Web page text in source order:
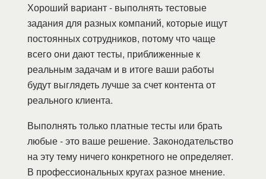
Хороший вариант - выполнять тестовые
задания для разных компаний, которые ищут
постоянных сотрудников, потому что чаще
всего они дают тесты, приближенные к
реальным задачам и в итоге ваши работы
будут выглядеть лучше за счет контента от
реального клиента.
Выполнять только платные тесты или брать
любые - это ваше решение. Законодательство
на эту тему ничего конкретного не определяет.
В профессиональных кругах разное мнение.